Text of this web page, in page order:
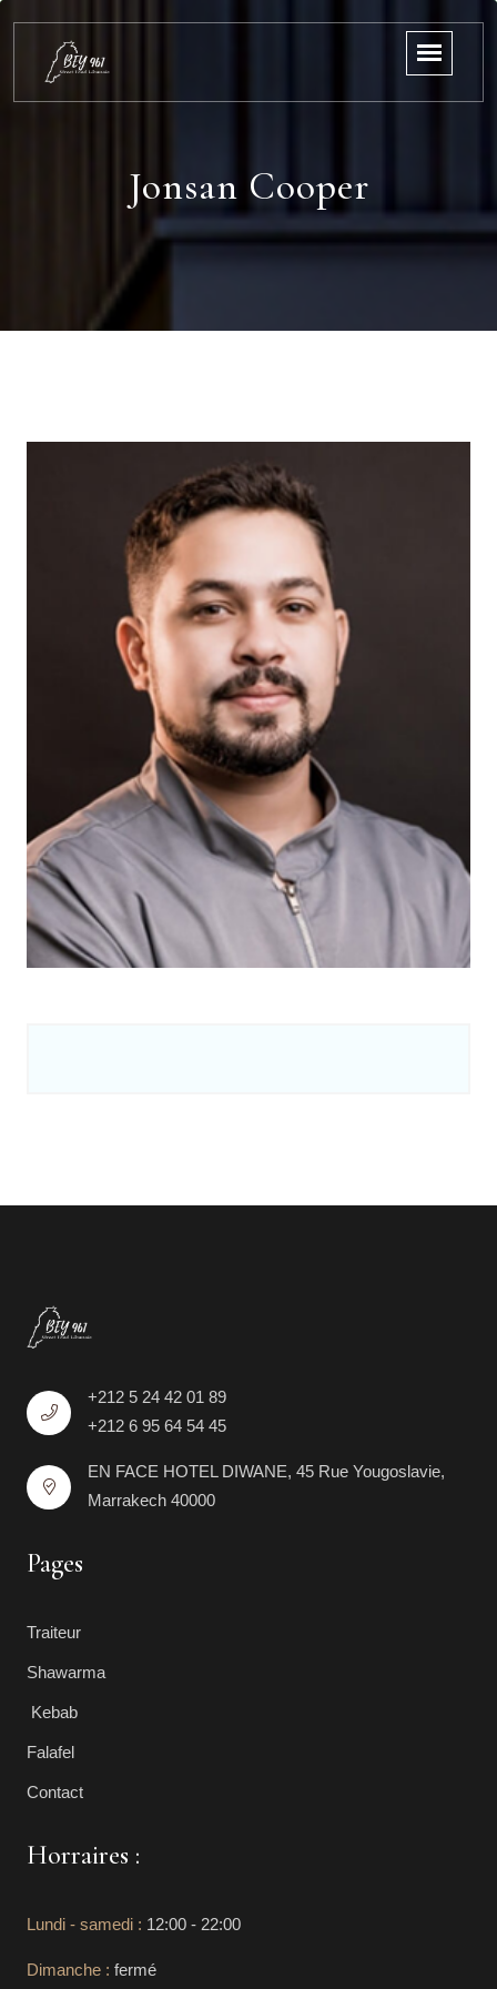
Jonsan Cooper
+212 5 24 42 01 89
+212 6 95 64 54 45
EN FACE HOTEL DIWANE, 45 Rue Yougoslavie,
Marrakech 40000
Pages
Traiteur
Shawarma
Kebab
Falafel
Contact
Horraires :
Lundi - samedi : 12:00 - 22:00
Dimanche : fermé